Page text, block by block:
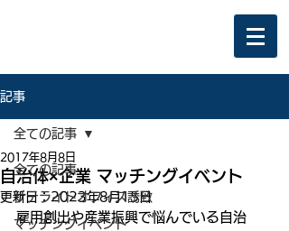
記事
全ての記事
サテライトオフィス誘致
マッチングイベント
全ての記事
自治体×企業 マッチングイベント
2017年8月8日
更新日：2023年8月15日
雇用創出や産業振興で悩んでいる自治